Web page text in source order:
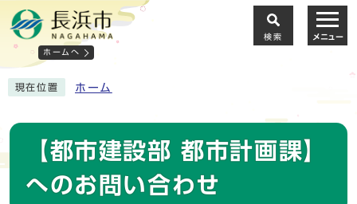
ホームへ
検索 メニュー
現在位置 ホーム
【都市建設部 都市計画課】
へのお問い合わせ